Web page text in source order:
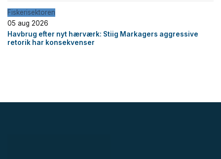
Fiskerisektoren
05 aug 2026
Havbrug efter nyt hærværk: Stiig Markagers aggressive
retorik har konsekvenser